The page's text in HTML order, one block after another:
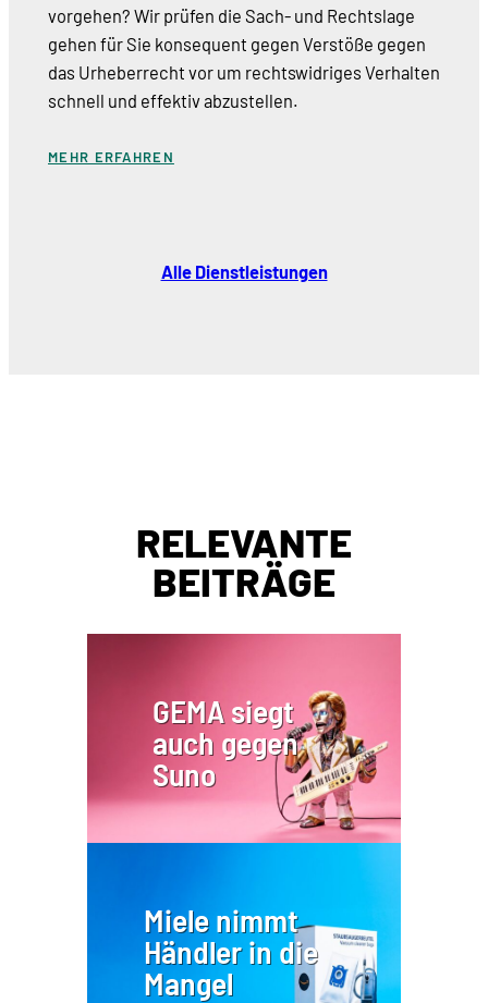
vorgehen? Wir prüfen die Sach- und Rechtslage
gehen für Sie konsequent gegen Verstöße gegen
das Urheberrecht vor um rechtswidriges Verhalten
schnell und effektiv abzustellen.
MEHR ERFAHREN
Alle Dienstleistungen
RELEVANTE
BEITRÄGE
GEMA siegt
auch gegen
Suno
Miele nimmt
Händler in die
Mangel